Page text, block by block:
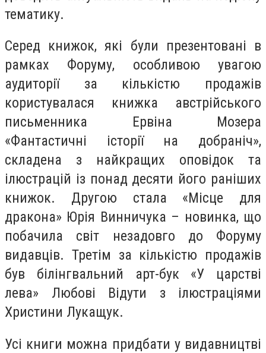
тематику.
Серед книжок, які були презентовані в
рамках Форуму, особливою увагою
аудиторії за кількістю продажів
користувалася книжка австрійського
письменника Ервіна Мозера
«Фантастичні історії на добраніч»,
складена з найкращих оповідок та
ілюстрацій із понад десяти його раніших
книжок. Другою стала «Місце для
дракона» Юрія Винничука – новинка, що
побачила світ незадовго до Форуму
видавців. Третім за кількістю продажів
був білінгвальний арт-бук «У царстві
лева» Любові Відути з ілюстраціями
Христини Лукащук.
Усі книги можна придбати у видавництві